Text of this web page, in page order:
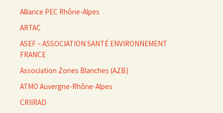
Alliance PEC Rhône-Alpes
ARTAC
ASEF – ASSOCIATION SANTÉ ENVIRONNEMENT
FRANCE
Association Zones Blanches (AZB)
ATMO Auvergne-Rhône-Alpes
CRIIRAD